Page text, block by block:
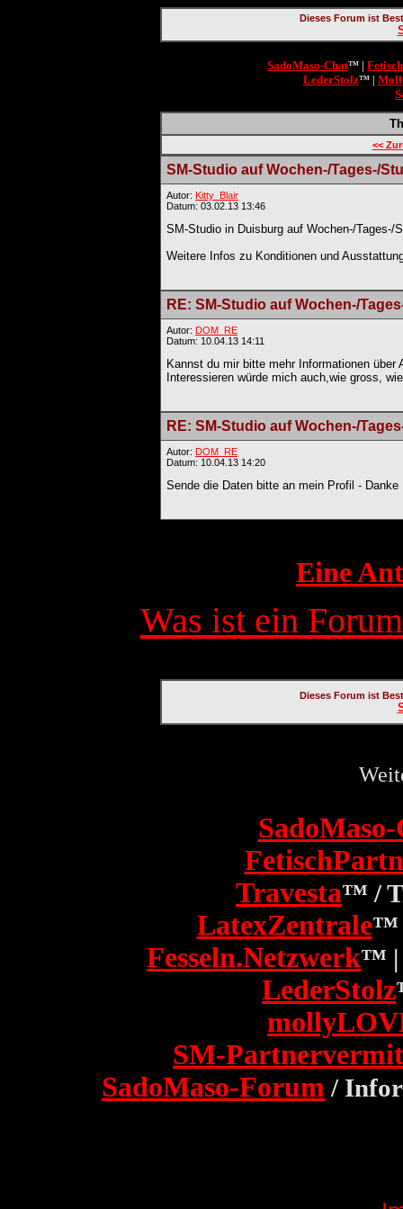
Dieses Forum ist
SadoMaso-Chat™ |
LederStolz™ |
<<
SM-Studio auf Wochen-/Tages-/
Autor: Kitty_Blair
Datum: 03.02.13 13:46
SM-Studio in Duisburg auf Wochen-/Tages-/
Weitere Infos zu Konditionen und
RE: SM-Studio auf Wochen-/
Autor: DOM_RE
Datum: 10.04.13 14:11
Kannst du mir bitte mehr Informationen über
Interessieren würde mich auch,wie gross,
RE: SM-Studio auf Wochen-/
Autor: DOM_RE
Datum: 10.04.13 14:20
Sende die Daten bitte an mein Profil - Danke
Eine
Was ist ein
Dieses Forum ist
Travesta™ /
LatexZentrale™
Fesseln.Netzwerk™ |
LederStolz
SM-
SadoMaso-Forum /